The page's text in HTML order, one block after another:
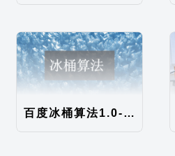
百度冰桶算法1.0-5.0，针对移动端